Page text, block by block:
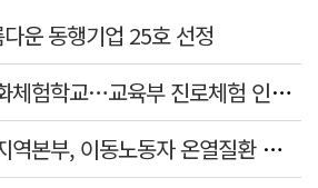
운 동행기업 25호 선정
경북과학대 전통문화체험학교…교육부 진로체험 인증기관 선정
안전보건공단 경북지역본부, 이동노동자 온열질환 예방 캠페인